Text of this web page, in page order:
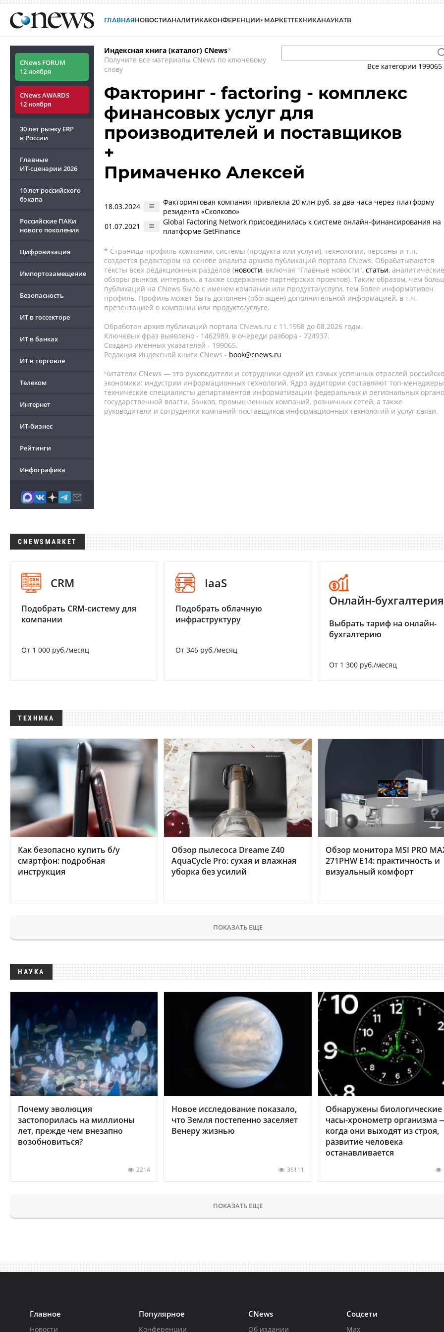
ГЛАВНАЯНОВОСТИАНАЛИТИКАКОНФЕРЕНЦИИ МАРКЕТТЕХНИКАНАУКАТВ
CNews FORUM
12 ноября
CNews AWARDS
12 ноября
30 лет рынку ERP
в России
Главные
ИТ-сценарии 2026
10 лет российского
бэкапа
Российские ПАКи
нового поколения
Цифровизация
Импортозамещение
Безопасность
ИТ в госсекторе
ИТ в банках
ИТ в торговле
Телеком
Интернет
ИТ-бизнес
Рейтинги
Инфографика
Индексная книга (каталог) CNews*
Получите все материалы CNews по ключевому
слову
Все категории 199065
Факторинг - factoring - комплекс
финансовых услуг для
производителей и поставщиков
+
Примаченко Алексей
18.03.2024
Факторинговая компания привлекла 20 млн руб. за два часа через платформу
резидента «Сколково»
01.07.2021
Global Factoring Network присоединилась к системе онлайн-финансирования на
платформе GetFinance
* Страница-профиль компании, системы (продукта или услуги), технологии, персоны и т.п.
создается редактором на основе анализа архива публикаций портала CNews. Обрабатываются
тексты всех редакционных разделов (новости, включая "Главные новости", статьи, аналитические
обзоры рынков, интервью, а также содержание партнёрских проектов). Таким образом, чем
публикаций на CNews было с именем компании или продукта/услуги, тем более информативен
профиль. Профиль может быть дополнен (обогащен) дополнительной информацией, в т.ч.
презентацией о компании или продукте/услуге.
Обработан архив публикаций портала CNews.ru c 11.1998 до 08.2026 годы.
Ключевых фраз выявлено - 1462989, в очереди разбора - 724937.
Создано именных указателей - 199065.
Редакция Индексной книги CNews - book@cnews.ru
Читатели CNews — это руководители и сотрудники одной из самых успешных отраслей
экономики: индустрии информационных технологий. Ядро аудитории составляют топ-
технические специалисты департаментов информатизации федеральных и региональных
государственной власти, банков, промышленных компаний, розничных сетей, а также
руководители и сотрудники компаний-поставщиков информационных технологий и услуг связи.
CNEWSMARKET
CRM
Подобрать CRM-систему для
компании
От 1 000 руб./месяц
IaaS
Подобрать облачную
инфраструктуру
От 346 руб./месяц
Онлайн-бухгалтерия
Выбрать тариф на онлайн-
бухгалтерию
От 1 300 руб./месяц
ТЕХНИКА
Как безопасно купить б/у
смартфон: подробная
инструкция
Обзор пылесоса Dreame Z40
AquaCycle Pro: сухая и влажная
уборка без усилий
Обзор монитора MSI PRO
271PHW E14: практичность и
визуальный комфорт
ПОКАЗАТЬ ЕЩЕ
НАУКА
Почему эволюция
застопорилась на миллионы
лет, прежде чем внезапно
возобновиться?
2214
Новое исследование показало,
что Земля постепенно заселяет
Венеру жизнью
36111
Обнаружены биологические
часы-хронометр организма
когда они выходят из строя,
развитие человека
останавливается
ПОКАЗАТЬ ЕЩЕ
Главное
Новости
Популярное
Конференции
CNews
Об издании
Соцсети
Max